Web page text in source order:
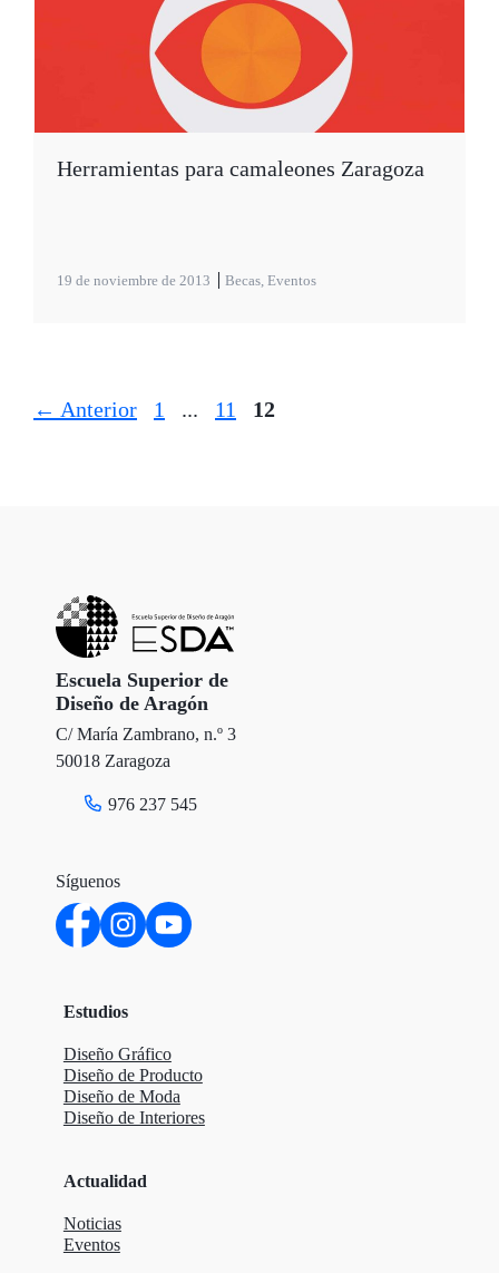
Herramientas para camaleones Zaragoza
19 de noviembre de 2013 Becas, Eventos
← Anterior Página
1 ... Página
11 Página
12
Escuela Superior de
Diseño de Aragón
C/ María Zambrano, n.º 3
50018 Zaragoza
976 237 545
Síguenos
Estudios
Diseño Gráfico
Diseño de Producto
Diseño de Moda
Diseño de Interiores
Actualidad
Noticias
Eventos